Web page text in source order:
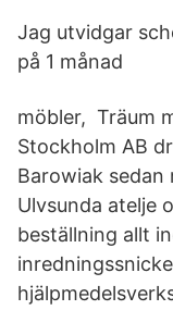
Jag utvidgar
på 1 månad
möbler, Träum
Stockholm AB
Barowiak sedan
Ulvsunda atelje
beställning allt